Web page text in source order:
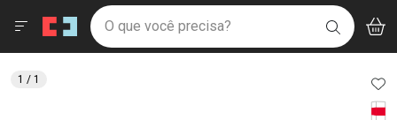
Drogaria São Paulo
Ir direto para a home
pela página
Ir direto para o conteúdo
Ir direto para a busca
Ir direto para a conta
Faça a sua busca
O que você precisa? BUSCAR
Menu
1 / 1